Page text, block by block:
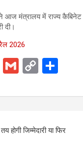
मंत्रालय में राज्य कैबिनेट
दी।
2026
T
a
G
ail
C
py
n
ar
होगी जिम्मेदारी या फिर